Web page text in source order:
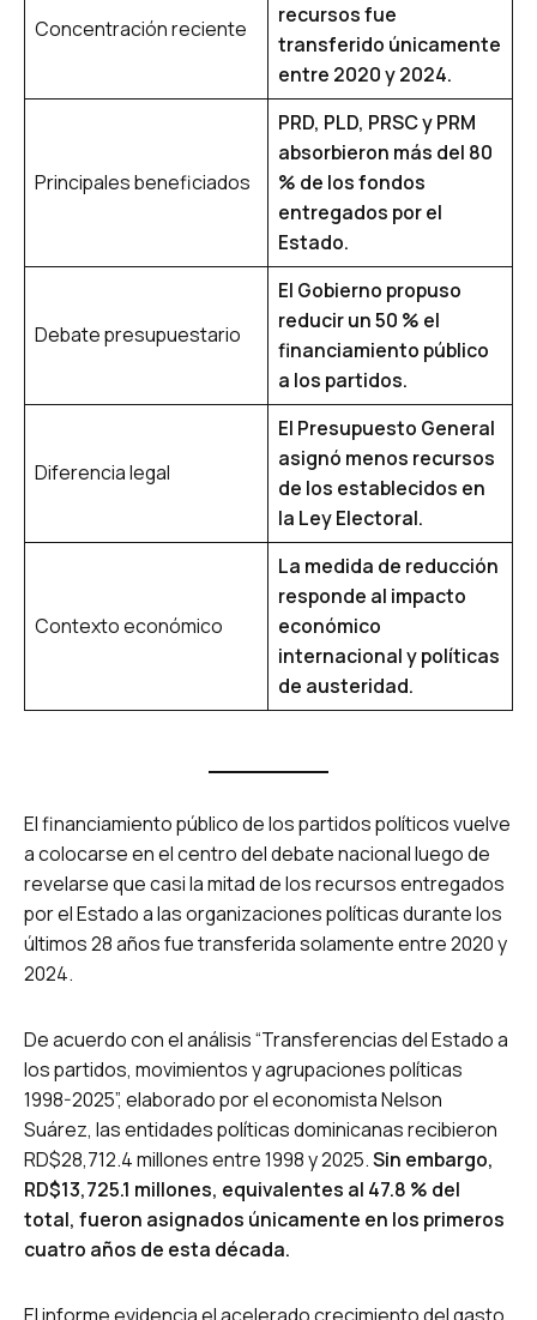
Concentración reciente
recursos fue
transferido únicamente
entre 2020 y 2024.
Principales beneficiados
PRD, PLD, PRSC y PRM
absorbieron más del 80
% de los fondos
entregados por el
Estado.
Debate presupuestario
El Gobierno propuso
reducir un 50 % el
financiamiento público
a los partidos.
Diferencia legal
El Presupuesto General
asignó menos recursos
de los establecidos en
la Ley Electoral.
Contexto económico
La medida de reducción
responde al impacto
económico
internacional y políticas
de austeridad.
El financiamiento público de los partidos políticos vuelve
a colocarse en el centro del debate nacional luego de
revelarse que casi la mitad de los recursos entregados
por el Estado a las organizaciones políticas durante los
últimos 28 años fue transferida solamente entre 2020 y
2024.
De acuerdo con el análisis “Transferencias del Estado a
los partidos, movimientos y agrupaciones políticas
1998-2025”, elaborado por el economista Nelson
Suárez, las entidades políticas dominicanas recibieron
RD$28,712.4 millones entre 1998 y 2025.Sin embargo,
RD$13,725.1 millones, equivalentes al 47.8 % del
total, fueron asignados únicamente en los primeros
cuatro años de esta década.